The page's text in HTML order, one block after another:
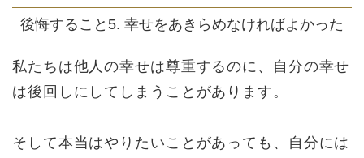
後悔すること5. 幸せをあきらめなければよかった
私たちは他人の幸せは尊重するのに、自分の幸せ
は後回しにしてしまうことがあります。
そして本当はやりたいことがあっても、自分には